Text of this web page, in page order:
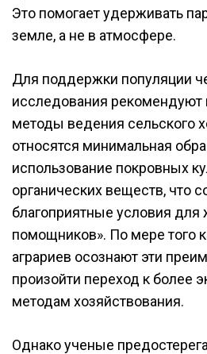
Это помогает удерживать
земле, а не в атмосфере.
Для поддержки популяции
исследования
методы ведения сельского
относятся минимальная
использование покровных
органических веществ, что
благоприятные условия
помощников». По мере того
аграриев осознают эти
произойти переход к более
методам хозяйствования.
Однако ученые